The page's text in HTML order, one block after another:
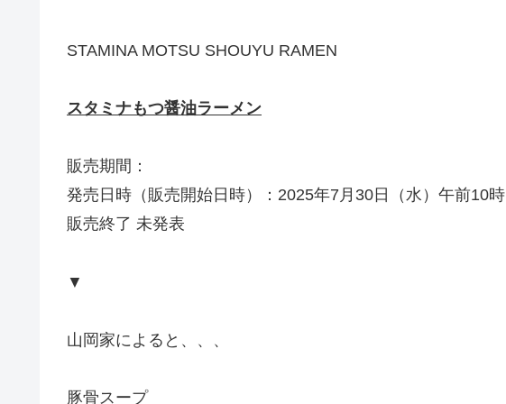
STAMINA MOTSU SHOUYU RAMEN
スタミナもつ醤油ラーメン
販売期間：
発売日時（販売開始日時）：2025年7月30日（水）午前10時
販売終了 未発表
▼
山岡家によると、、、
豚骨スープ